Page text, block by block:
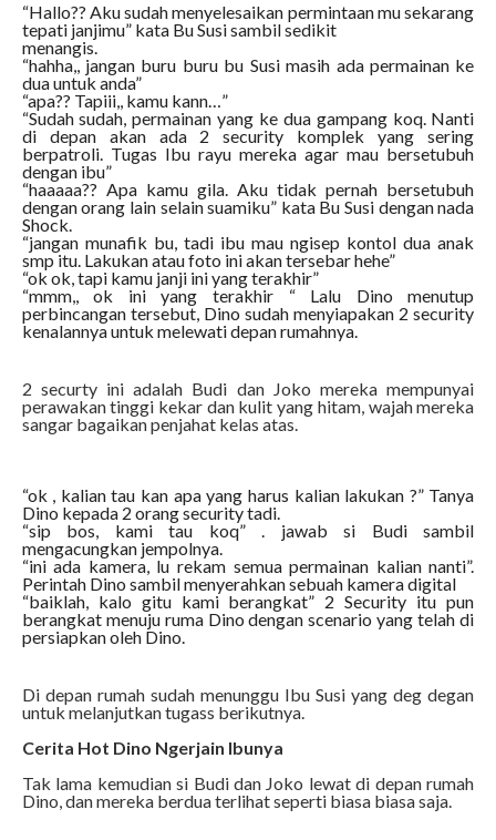
“Hallo?? Aku sudah menyelesaikan permintaan mu sekarang
tepati janjimu” kata Bu Susi sambil sedikit
menangis.
“hahha,, jangan buru buru bu Susi masih ada permainan ke
dua untuk anda”
“apa?? Tapiii,, kamu kann…”
“Sudah sudah, permainan yang ke dua gampang koq. Nanti
di depan akan ada 2 security komplek yang sering
berpatroli. Tugas Ibu rayu mereka agar mau bersetubuh
dengan ibu”
“haaaaa?? Apa kamu gila. Aku tidak pernah bersetubuh
dengan orang lain selain suamiku” kata Bu Susi dengan nada
Shock.
“jangan munafik bu, tadi ibu mau ngisep kontol dua anak
smp itu. Lakukan atau foto ini akan tersebar hehe”
“ok ok, tapi kamu janji ini yang terakhir”
“mmm,, ok ini yang terakhir “ Lalu Dino menutup
perbincangan tersebut, Dino sudah menyiapakan 2 security
kenalannya untuk melewati depan rumahnya.
2 securty ini adalah Budi dan Joko mereka mempunyai
perawakan tinggi kekar dan kulit yang hitam, wajah mereka
sangar bagaikan penjahat kelas atas.
“ok , kalian tau kan apa yang harus kalian lakukan ?” Tanya
Dino kepada 2 orang security tadi.
“sip bos, kami tau koq” . jawab si Budi sambil
mengacungkan jempolnya.
“ini ada kamera, lu rekam semua permainan kalian nanti”.
Perintah Dino sambil menyerahkan sebuah kamera digital
“baiklah, kalo gitu kami berangkat” 2 Security itu pun
berangkat menuju ruma Dino dengan scenario yang telah di
persiapkan oleh Dino.
Di depan rumah sudah menunggu Ibu Susi yang deg degan
untuk melanjutkan tugass berikutnya.
Cerita Hot Dino Ngerjain Ibunya
Tak lama kemudian si Budi dan Joko lewat di depan rumah
Dino, dan mereka berdua terlihat seperti biasa biasa saja.